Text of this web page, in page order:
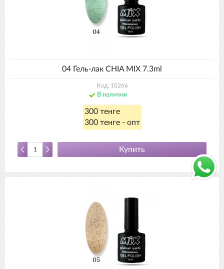
04 Гель-лак CHIA MIX 7.3ml
Код: 10266
В наличии
300 тенге
300 тенге - опт
Купить